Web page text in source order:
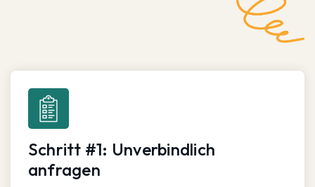
Schritt #1: Unverbindlich
anfragen